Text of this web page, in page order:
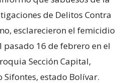
de Delitos Contra
esclarecieron el femicidio
16 de febrero en el
Sección Capital,
estado Bolívar.